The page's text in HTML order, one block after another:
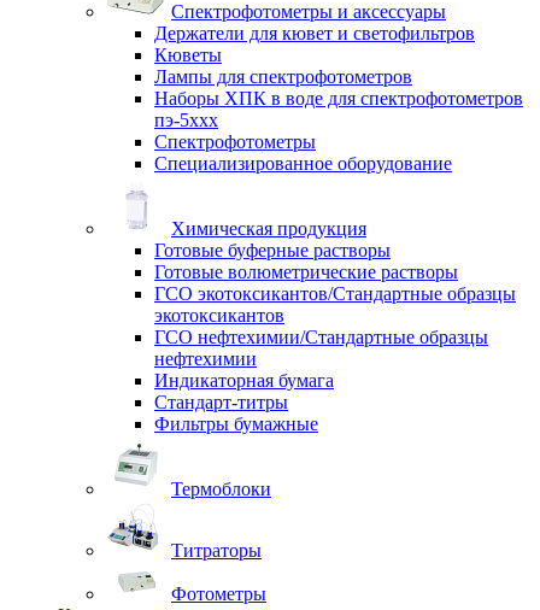
Спектрофотометры и аксессуары
Держатели для кювет и светофильтров
Кюветы
Лампы для спектрофотометров
Наборы ХПК в воде для спектрофотометров
пэ-5ххх
Спектрофотометры
Специализированное оборудование
Химическая продукция
Готовые буферные растворы
Готовые волюметрические растворы
ГСО экотоксикантов/Стандартные образцы
экотоксикантов
ГСО нефтехимии/Стандартные образцы
нефтехимии
Индикаторная бумага
Стандарт-титры
Фильтры бумажные
Термоблоки
Титраторы
Фотометры